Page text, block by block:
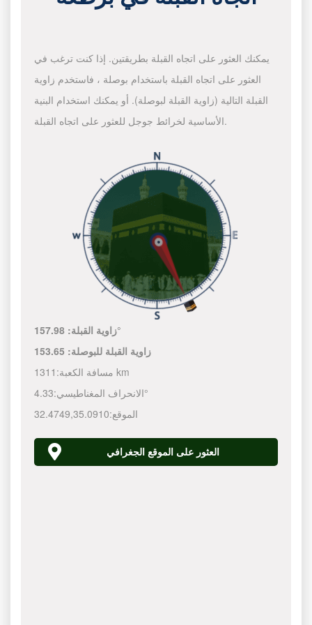
يمكنك العثور على اتجاه القبلة بطريقتين. إذا كنت ترغب في
العثور على اتجاه القبلة باستخدام بوصلة ، فاستخدم زاوية
القبلة التالية (زاوية القبلة لبوصلة). أو يمكنك استخدام البنية
الأساسية لخرائط جوجل للعثور على اتجاه القبلة.
زاوية القبلة:157.98°
زاوية القبلة للبوصلة: 153.65
مسافة الكعبة: 1311 km
الانحراف المغناطيسي:4.33°
الموقع:
32.4749,35.0910
العثور على الموقع الجغرافي